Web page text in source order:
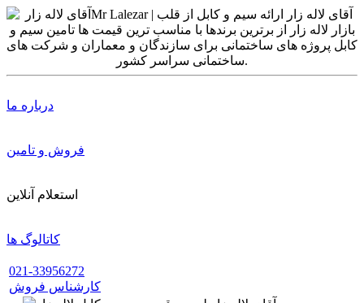
درباره ما
فروش و تامین
استعلام آنلاین
کاتالوگ ها
021-33956272
کارشناس فروش